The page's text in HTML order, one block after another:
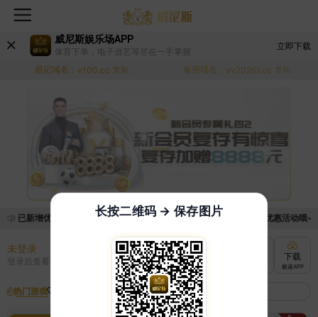
威尼斯娱乐场APP
体育下单，电子游艺等尽在一手掌握
立即下载
易记域名： v100.cc 复制 备用域名： vv20261.cc 复制
，已新增优惠系统，现在可以前往【福利中心】界面领取满足条件的优惠活动哦~
未登录
登录后查看 充值
快速到账
下载
极速APP
热门游戏
长按二维码 → 保存图片